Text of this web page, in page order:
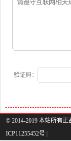
验证码：
© 2014-2019 本站所有
ICP11255452号 |